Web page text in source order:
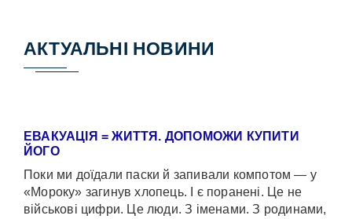
АКТУАЛЬНІ НОВИНИ
ЕВАКУАЦІЯ = ЖИТТЯ. ДОПОМОЖИ КУПИТИ
ЙОГО
Поки ми доїдали паски й запивали компотом — у
«Мороку» загинув хлопець. І є поранені. Це не
військові цифри. Це люди. З іменами. З родинами,